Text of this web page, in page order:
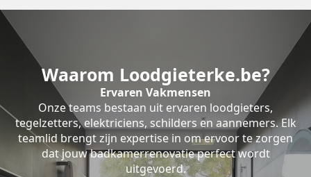
Waarom Loodgieterke.be?
Ervaren Vakmensen
Onze teams bestaan uit ervaren loodgieters,
tegelzetters, elektriciens, schilders en aannemers. Elk
teamlid brengt zijn expertise in om ervoor te zorgen
dat jouw badkamerrenovatie perfect wordt
uitgevoerd.